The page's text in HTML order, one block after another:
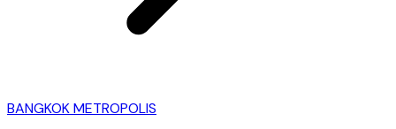
BANGKOK METROPOLIS